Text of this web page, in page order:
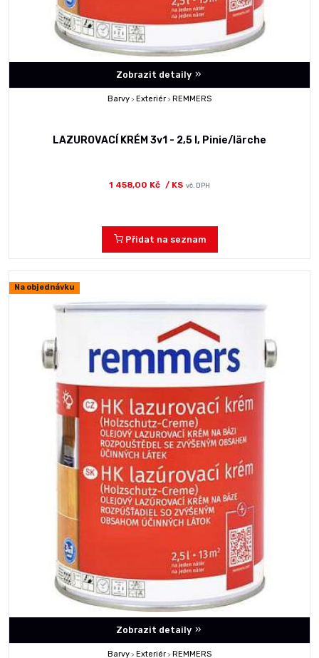
Zobrazit detaily
Barvy> Exteriér> REMMERS
LAZUROVACÍ KRÉM 3v1 - 2,5 l, Pinie/lärche
1 458,00 Kč / KS vč. DPH
Přidat na seznam
Na objednávku
Zobrazit detaily
Barvy> Exteriér> REMMERS